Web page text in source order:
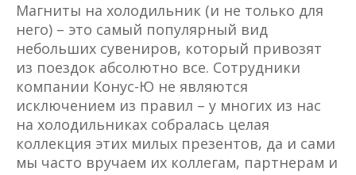
Магниты на холодильник (и не только для
него) – это самый популярный вид
небольших сувениров, который привозят
из поездок абсолютно все. Сотрудники
компании Конус-Ю не являются
исключением из правил – у многих из нас
на холодильниках собралась целая
коллекция этих милых презентов, да и сами
мы часто вручаем их коллегам, партнерам и